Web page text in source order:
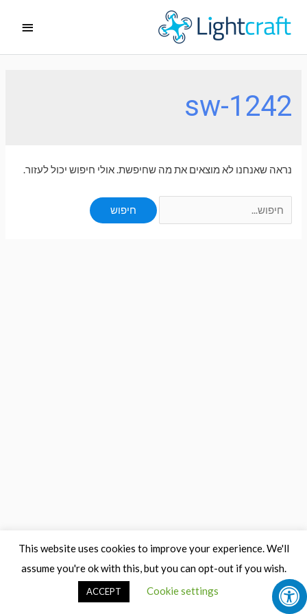
לתוכן
ראשי
sw-1242
נראה שאנחנו לא מוצאים את מה שחיפשת. אולי חיפוש יכול לעזור.
for:
This website uses cookies to improve your experience. We'll
assume you're ok with this, but you can opt-out if you wish.
Cookie settings
ACCEPT